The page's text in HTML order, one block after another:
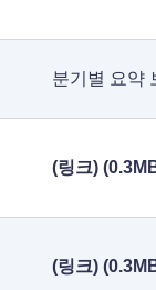
분기별 요약
(링크)
(링크)